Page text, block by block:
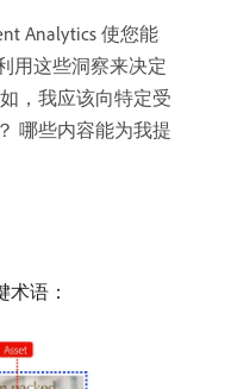
Analytics 使您能
用这些洞察来决定
，我应该向特定受
哪些内容能为我提
术语：